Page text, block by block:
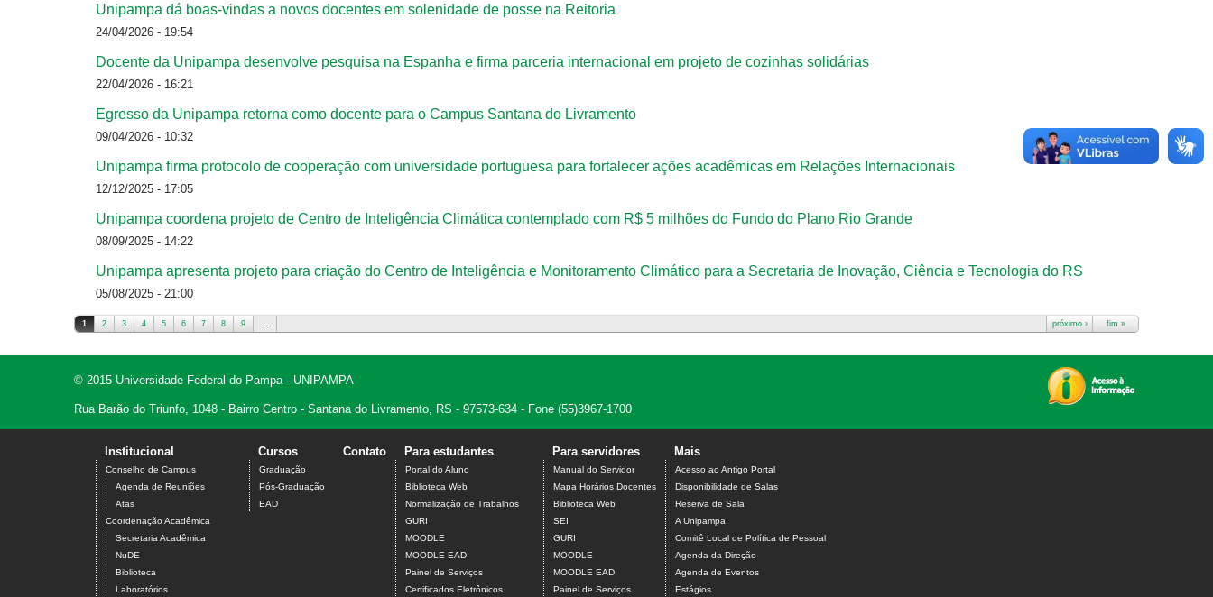
Unipampa dá boas-vindas a novos docentes em solenidade de posse na Reitoria
24/04/2026 - 19:54
Docente da Unipampa desenvolve pesquisa na Espanha e firma parceria internacional em projeto de cozinhas solidárias
22/04/2026 - 16:21
Egresso da Unipampa retorna como docente para o Campus Santana do Livramento
09/04/2026 - 10:32
Unipampa firma protocolo de cooperação com universidade portuguesa para fortalecer ações acadêmicas em Relações Internacionais
12/12/2025 - 17:05
Unipampa coordena projeto de Centro de Inteligência Climática contemplado com R$ 5 milhões do Fundo do Plano Rio Grande
08/09/2025 - 14:22
Unipampa apresenta projeto para criação do Centro de Inteligência e Monitoramento Climático para a Secretaria de Inovação, Ciência e Tecnologia do RS
05/08/2025 - 21:00
1 2 3 4 5 6 7 8 9 próximo › fim »
© 2015 Universidade Federal do Pampa - UNIPAMPA
Rua Barão do Triunfo, 1048 - Bairro Centro - Santana do Livramento, RS - 97573-634 - Fone (55)3967-1700
Institucional
Conselho de Campus
Agenda de Reuniões
Atas
Coordenação Acadêmica
Secretaria Acadêmica
NuDE
Biblioteca
Laboratórios
Cursos
Graduação
Pós-Graduação
EAD
Contato Para estudantes
Portal do Aluno
Biblioteca Web
Normalização de Trabalhos
GURI
MOODLE
MOODLE EAD
Painel de Serviços
Certificados Eletrônicos
Para servidores
Manual do Servidor
Mapa Horários Docentes
Biblioteca Web
SEI
GURI
MOODLE
MOODLE EAD
Painel de Serviços
Mais
Acesso ao Antigo Portal
Disponibilidade de Salas
Reserva de Sala
A Unipampa
Comitê Local de Política de Pessoal
Agenda da Direção
Agenda de Eventos
Estágios